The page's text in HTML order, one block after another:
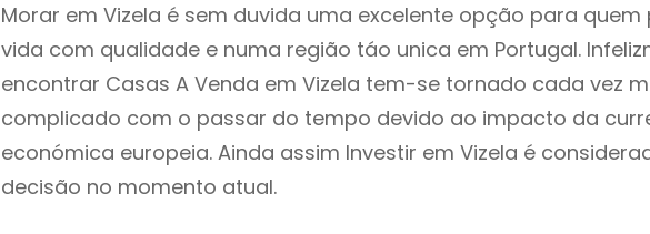
Morar em Vizela é sem duvida uma excelente opção para
vida com qualidade e numa região táo unica em Portugal.
encontrar Casas A Venda em Vizela tem-se tornado cada vez
complicado com o passar do tempo devido ao impacto da
económica europeia. Ainda assim Investir em Vizela é
decisão no momento atual.